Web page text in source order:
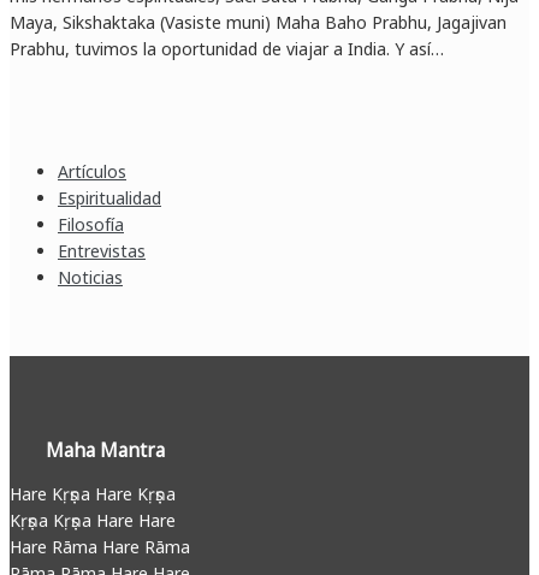
Maya, Sikshaktaka (Vasiste muni) Maha Baho Prabhu, Jagajivan
Prabhu, tuvimos la oportunidad de viajar a India. Y así…
Artículos
Espiritualidad
Filosofía
Entrevistas
Noticias
Maha Mantra
Hare Kṛṣṇa Hare Kṛṣṇa
Kṛṣṇa Kṛṣṇa Hare Hare
Hare Rāma Hare Rāma